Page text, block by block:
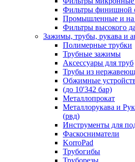
Фильтры финишной
Промышленные и
Фильтры высокого
Зажимы, трубы, рукава и
Полимерные трубки
Трубные зажимы
Аксессуары для труб
Трубы из
Обжимные
(до 10'342 бар)
Металлопрокат
Металлорукава и
(рвд)
Инструменты для
Фаскосниматели
KorroPad
Трубогибы
Труборезы